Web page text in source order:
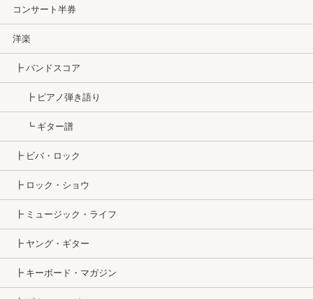
コンサート半券
洋楽
┣ バンドスコア
┣ ピアノ弾き語り
┗ ギター譜
┣ ビバ・ロック
┣ ロック・ショウ
┣ ミュージック・ライフ
┣ ヤング・ギター
┣ キーボード・マガジン